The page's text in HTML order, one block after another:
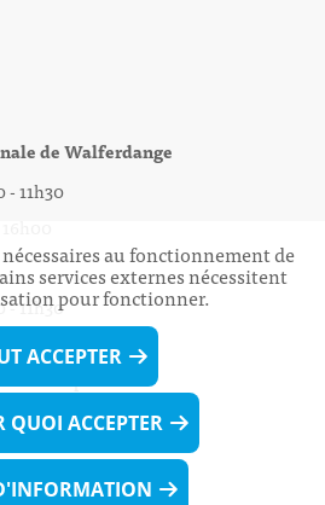
de Walferdange
après-
uniquement sur Rdv
au fonctionnement de
services externes nécessitent
pour fonctionner.
ACCEPTER
QUOI ACCEPTER